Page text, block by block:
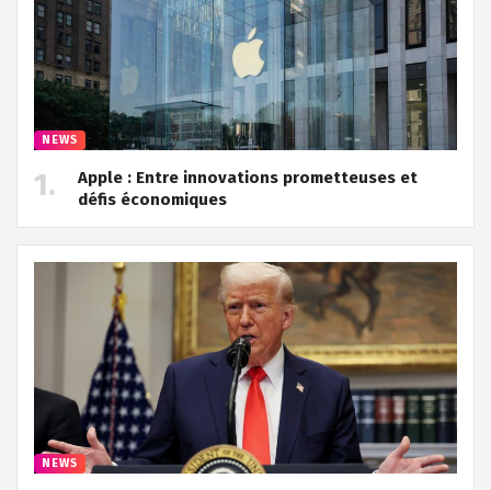
NEWS
Apple : Entre innovations prometteuses et
défis économiques
NEWS